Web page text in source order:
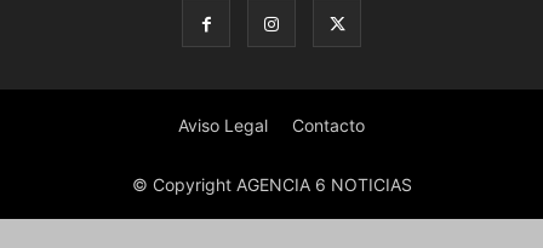
Aviso Legal Contacto
© Copyright AGENCIA 6 NOTICIAS